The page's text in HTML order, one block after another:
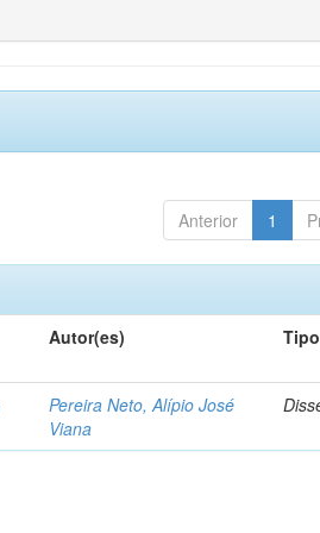
Anterior 1
Autor(es) Tipo
Pereira Neto, Alípio José
Viana